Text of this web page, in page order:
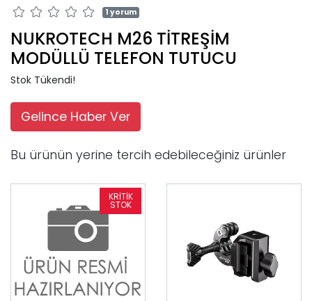
1 yorum
NUKROTECH M26 TİTREŞİM
MODÜLLÜ TELEFON TUTUCU
Stok Tükendi!
Gelince Haber Ver
Bu ürünün yerine tercih edebileceğiniz ürünler